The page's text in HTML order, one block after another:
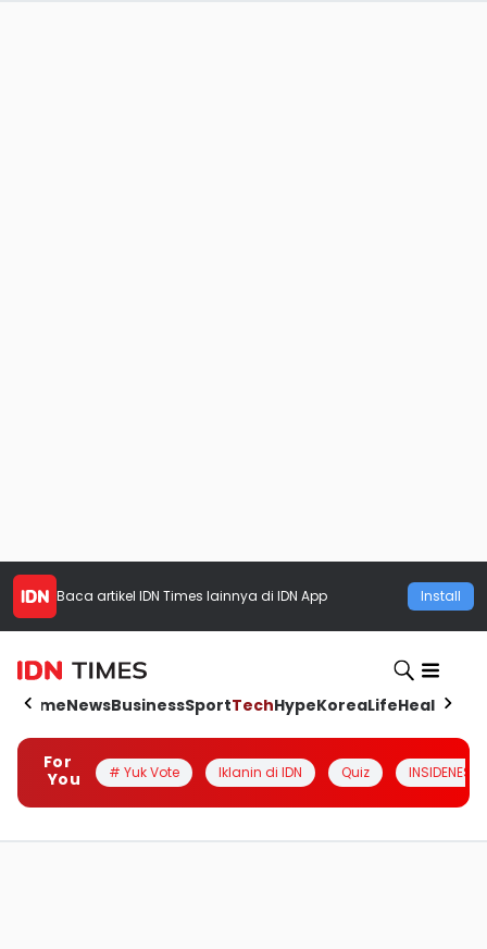
Baca artikel IDN Times lainnya di IDN App Install
HomeNewsBusinessSportTechHypeKoreaLifeHealth
For
You
# Yuk Vote Iklanin di IDN Quiz INSIDENESIA